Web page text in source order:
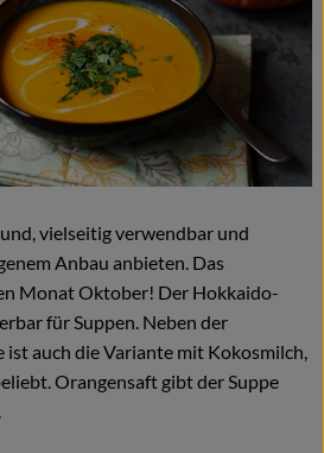
vielseitig verwendbar und
Anbau anbieten. Das
Monat Oktober! Der Hokkaido-
für Suppen. Neben der
ist auch die Variante mit Kokosmilch,
Orangensaft gibt der Suppe